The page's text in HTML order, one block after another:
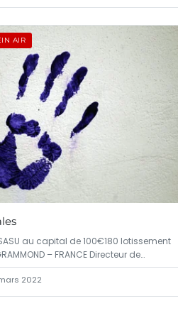
AIR
au capital de 100€180 lotissement
– FRANCE Directeur de…
2022